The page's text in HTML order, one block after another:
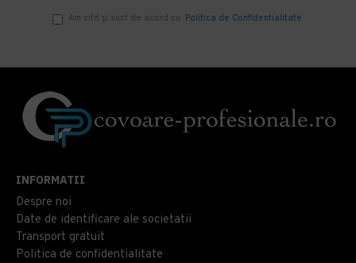
Am citit şi sunt de acord cu Politica de Confidentialitate
INFORMATII
Despre noi
Date de identificare ale societatii
Transport gratuit
Politica de confidentialitate